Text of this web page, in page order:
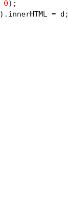
0);
). innerHTML = d